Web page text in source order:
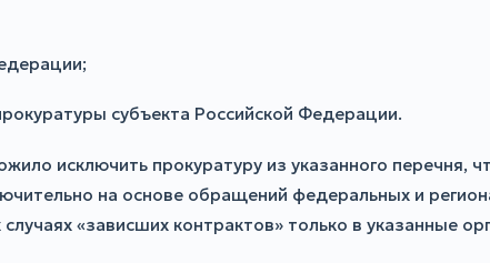
субъекта Российской Федерации.
исключить прокуратуру из указанного перечня,
на основе обращений федеральных и
«зависших контрактов» только в указанные